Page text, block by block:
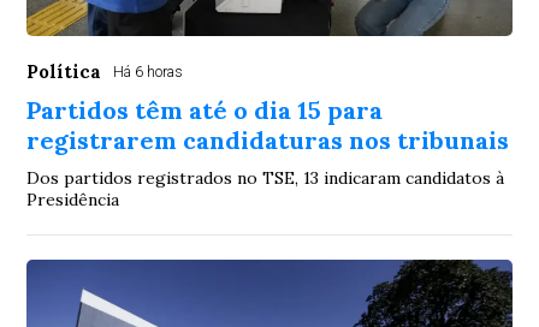
Política Há 6 horas
Partidos têm até o dia 15 para
registrarem candidaturas nos tribunais
Dos partidos registrados no TSE, 13 indicaram candidatos à
Presidência